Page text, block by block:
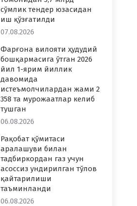
сўмлик тендер юзасидан
иш қўзғатилди
07.08.2026
Фарғона вилояти ҳудудий
бошқармасига ўтган 2026
йил 1-ярим йиллик
давомида
истеъмолчилардан жами 2
358 та мурожаатлар келиб
тушган
06.08.2026
Рақобат қўмитаси
аралашуви билан
тадбиркордан газ учун
асоссиз ундирилган тўлов
қайтарилиши
таъминланди
06.08.2026